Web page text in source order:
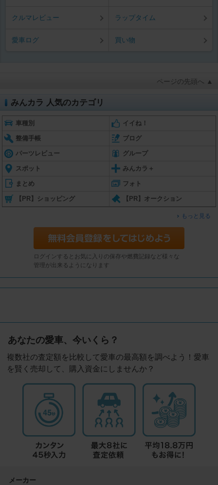
クルマレビュー ラップタイム
愛車ログ 買い物
ページの先頭へ ▲
みんカラ 人気のカテゴリ
車種別 イイね！
整備手帳 ブログ
パーツレビュー グループ
スポット みんカラ＋
まとめ フォト
【PR】ショッピング 【PR】オークション
もっと見る
ログインするとお気に入りの保存や燃費記録など様々な
管理が出来るようになります
あなたの愛車、今いくら？
複数社の査定額を比較して愛車の最高額を調べよう！愛車
を賢く売却して、購入資金にしませんか？
メーカー